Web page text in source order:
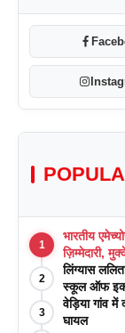
1
भारतीय
ज़िम्मेदारी,
2
लिंग्यास
स्कूल ऑफ
पत्रिकाओं में
आयोजन किया
3
वेड़िया गांव
घायल